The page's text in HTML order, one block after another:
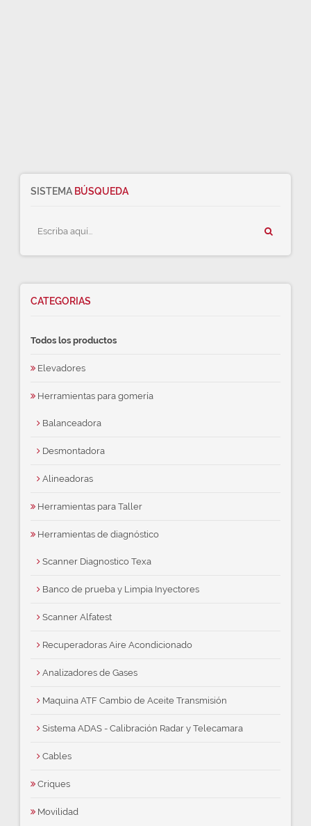
SISTEMA BÚSQUEDA
CATEGORIAS
Todos los productos
Elevadores
Herramientas para gomería
Balanceadora
Desmontadora
Alineadoras
Herramientas para Taller
Herramientas de diagnóstico
Scanner Diagnostico Texa
Banco de prueba y Limpia Inyectores
Scanner Alfatest
Recuperadoras Aire Acondicionado
Analizadores de Gases
Maquina ATF Cambio de Aceite Transmisión
Sistema ADAS - Calibración Radar y Telecamara
Cables
Criques
Movilidad